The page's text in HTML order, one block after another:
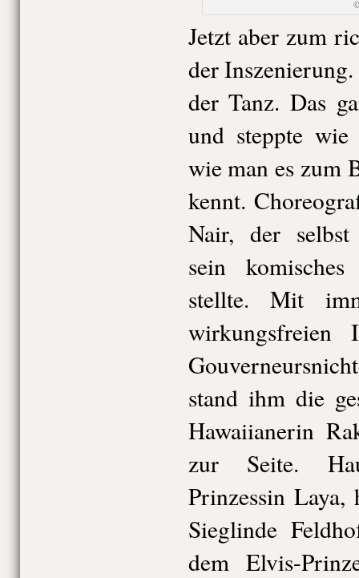
Jetzt aber zum
der
der Tanz. Das
und steppte
wie man es zum
kennt.
Nair, der selbst
sein
stellte. Mit
stand ihm die
Hawaiianerin
zur Seite.
Prinzessin Laya,
Sieglinde
dem Elvis-